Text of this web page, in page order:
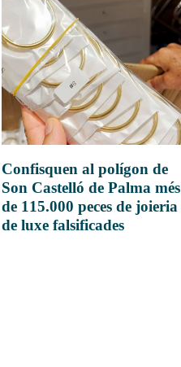
Confisquen al polígon de
Son Castelló de Palma més
de 115.000 peces de joieria
de luxe falsificades